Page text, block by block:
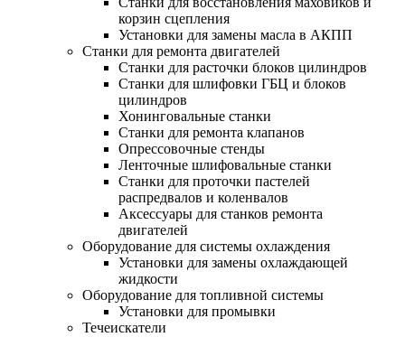
корзин сцепления
Установки для замены масла в АКПП
Станки для ремонта двигателей
Станки для расточки блоков цилиндров
Станки для шлифовки ГБЦ и блоков
цилиндров
Хонинговальные станки
Станки для ремонта клапанов
Опрессовочные стенды
Ленточные шлифовальные станки
Станки для проточки пастелей
распредвалов и коленвалов
Аксессуары для станков ремонта
двигателей
Оборудование для системы охлаждения
Установки для замены охлаждающей
жидкости
Оборудование для топливной системы
Установки для промывки
Течеискатели